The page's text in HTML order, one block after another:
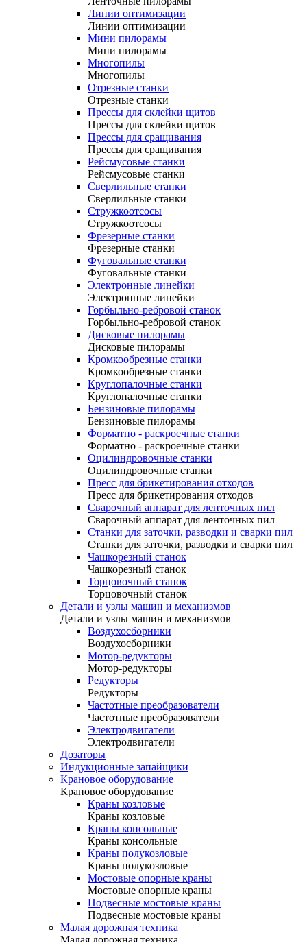
Линии оптимизации
Линии оптимизации
Мини пилорамы
Мини пилорамы
Многопилы
Многопилы
Отрезные станки
Отрезные станки
Прессы для склейки щитов
Прессы для склейки щитов
Прессы для сращивания
Прессы для сращивания
Рейсмусовые станки
Рейсмусовые станки
Сверлильные станки
Сверлильные станки
Стружкоотсосы
Стружкоотсосы
Фрезерные станки
Фрезерные станки
Фуговальные станки
Фуговальные станки
Электронные линейки
Электронные линейки
Горбыльно-ребровой станок
Горбыльно-ребровой станок
Дисковые пилорамы
Дисковые пилорамы
Кромкообрезные станки
Кромкообрезные станки
Круглопалочные станки
Круглопалочные станки
Бензиновые пилорамы
Бензиновые пилорамы
Форматно - раскроечные станки
Форматно - раскроечные станки
Оцилиндровочные станки
Оцилиндровочные станки
Пресс для брикетирования отходов
Пресс для брикетирования отходов
Сварочный аппарат для ленточных пил
Сварочный аппарат для ленточных пил
Станки для заточки, разводки и сварки пил
Станки для заточки, разводки и сварки пил
Чашкорезный станок
Чашкорезный станок
Торцовочный станок
Торцовочный станок
Детали и узлы машин и механизмов
Детали и узлы машин и механизмов
Воздухосборники
Воздухосборники
Мотор-редукторы
Мотор-редукторы
Редукторы
Редукторы
Частотные преобразователи
Частотные преобразователи
Электродвигатели
Электродвигатели
Дозаторы
Индукционные запайщики
Крановое оборудование
Крановое оборудование
Краны козловые
Краны козловые
Краны консольные
Краны консольные
Краны полукозловые
Краны полукозловые
Мостовые опорные краны
Мостовые опорные краны
Подвесные мостовые краны
Подвесные мостовые краны
Малая дорожная техника
Малая дорожная техника